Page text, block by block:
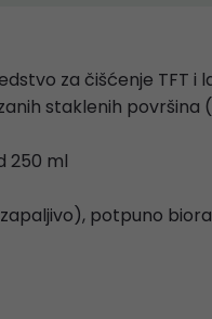
za čišćenje TFT
staklenih površina
250 ml
potpuno